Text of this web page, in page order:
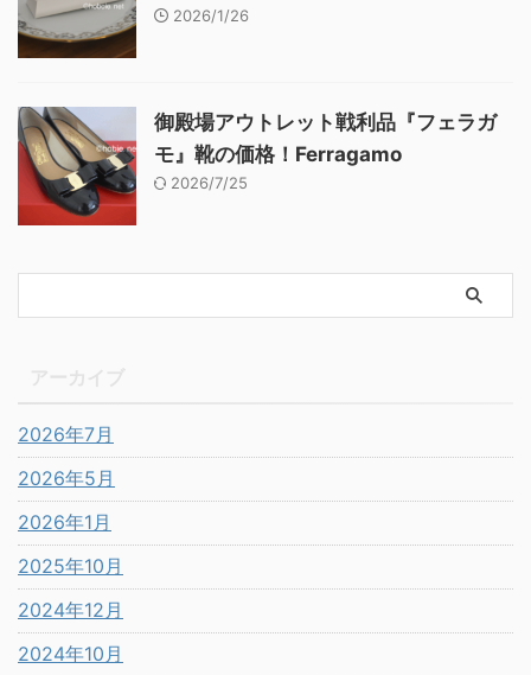
2026/1/26
御殿場アウトレット戦利品『フェラガ
モ』靴の価格！Ferragamo
2026/7/25
2026年7月
2026年5月
2026年1月
2025年10月
2024年12月
2024年10月